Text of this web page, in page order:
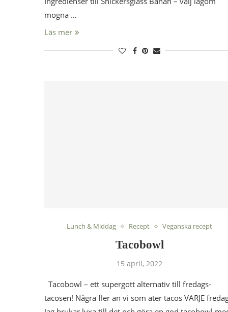
mogna …
Läs mer
Lunch & Middag Recept Veganska recept
Tacobowl
15 april, 2022
Tacobowl – ett supergott alternativ till fredags-
tacosen! Några fler än vi som äter tacos VARJE